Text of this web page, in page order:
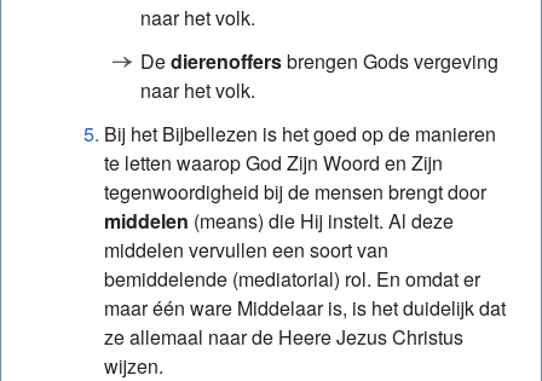
naar het volk.
Dedierenoffersbrengen Gods vergeving
naar het volk.
Bij het Bijbellezen is het goed op de manieren
te letten waarop God Zijn Woord en Zijn
tegenwoordigheid bij de mensen brengt door
middelen (means) die Hij instelt. Al deze
middelen vervullen een soort van
bemiddelende (mediatorial) rol. En omdat er
maar één ware Middelaar is, is het duidelijk dat
ze allemaal naar de Heere Jezus Christus
wijzen.